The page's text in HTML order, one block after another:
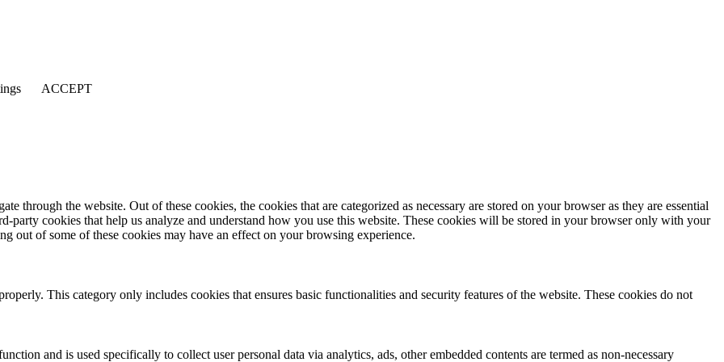
ACCEPT
through the website. Out of these cookies, the cookies that are categorized as necessary are stored on your browser as they are essential
party cookies that help us analyze and understand how you use this website. These cookies will be stored in your browser only with your
out of some of these cookies may have an effect on your browsing experience.
This category only includes cookies that ensures basic functionalities and security features of the website. These cookies do not
and is used specifically to collect user personal data via analytics, ads, other embedded contents are termed as non-necessary